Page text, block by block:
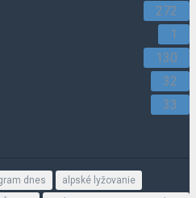
272
1
130
32
33
dnes
alpské lyžovanie